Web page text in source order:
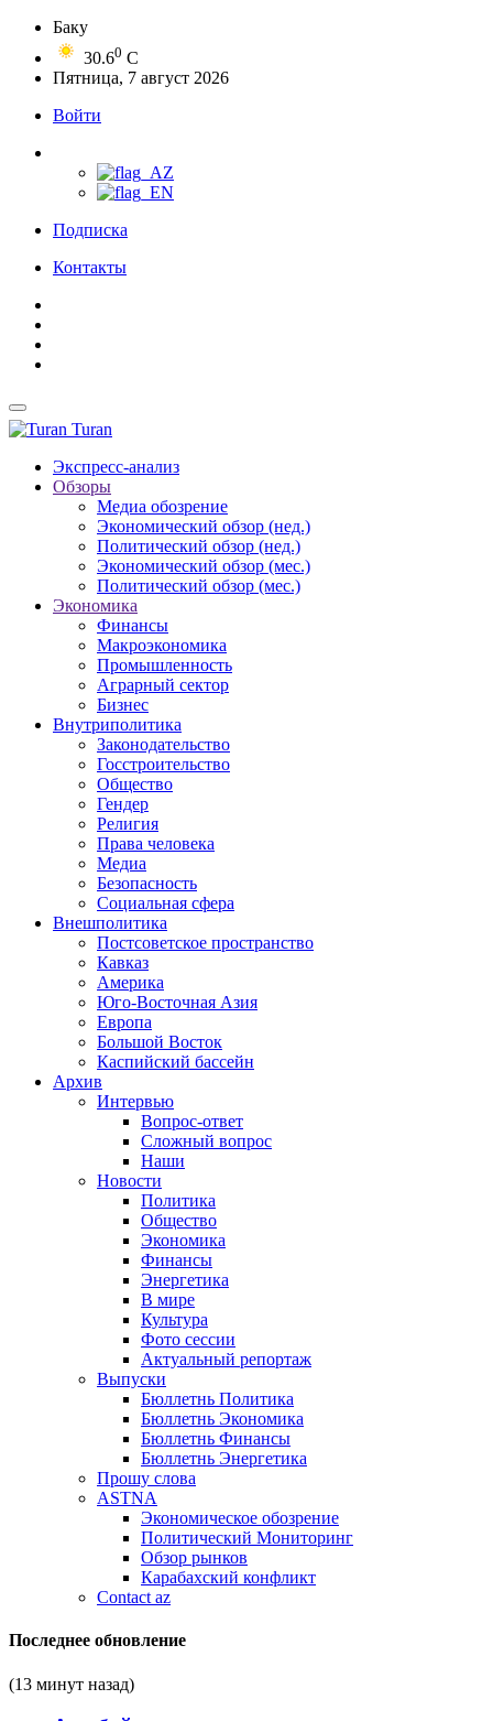
Баку
30.60 C
Пятница, 7 август 2026
Войти
Подписка
Контакты
Turan
Экспресс-анализ
Обзоры
Медиа обозрение
Экономический обзор (нед.)
Политический обзор (нед.)
Экономический обзор (мес.)
Политический обзор (мес.)
Экономика
Финансы
Макроэкономика
Промышленность
Аграрный сектор
Бизнес
Внутриполитика
Законодательство
Госстроительство
Общество
Гендер
Религия
Права человека
Медиа
Безопасность
Социальная сфера
Внешполитика
Постсоветское пространство
Кавказ
Америка
Юго-Восточная Азия
Европа
Большой Восток
Каспийский бассейн
Архив
Интервью
Вопрос-ответ
Сложный вопрос
Наши
Новости
Политика
Общество
Экономика
Финансы
Энергетика
В мире
Культура
Фото сессии
Актуальный репортаж
Выпуски
Бюллетнь Политика
Бюллетнь Экономика
Бюллетнь Финансы
Бюллетнь Энергетика
Прошу слова
ASTNA
Экономическое обозрение
Политический Мониторинг
Обзор рынков
Карабахский конфликт
Contact az
Последнее обновление
(13 минут назад)